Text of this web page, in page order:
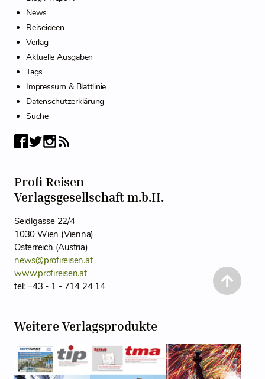
News
Reiseideen
Verlag
Aktuelle Ausgaben
Tags
Impressum & Blattlinie
Datenschutzerklärung
Suche
Profi Reisen
Verlagsgesellschaft m.b.H.
Seidlgasse 22/4
1030 Wien (Vienna)
Österreich (Austria)
news@profireisen.at
www.profireisen.at
tel: +43 - 1 - 714 24 14
Weitere Verlagsprodukte